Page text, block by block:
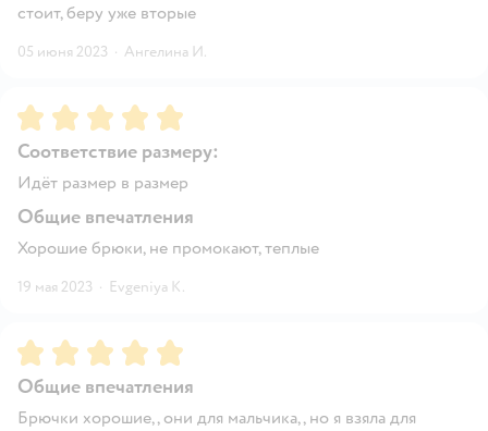
стоит, беру уже вторые
05 июня 2023 · Ангелина И.
Рейтинг:5
Соответствие размеру:
Идёт размер в размер
Общие впечатления
Хорошие брюки, не промокают, теплые
19 мая 2023 · Evgeniya K.
Рейтинг:5
Общие впечатления
Брючки хорошие,, они для мальчика,, но я взяла для